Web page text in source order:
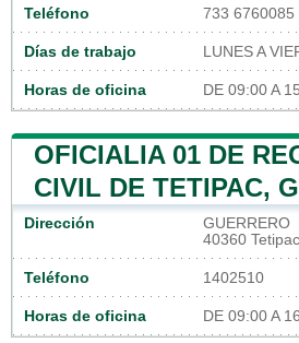
Teléfono 733 6760085
Días de trabajo LUNES A
Horas de oficina DE 09:00 A
OFICIALIA 01 DE
CIVIL DE TETIPAC,
Dirección
GUERRERO
40360 Tetipac
Teléfono 1402510
Horas de oficina DE 09:00 A